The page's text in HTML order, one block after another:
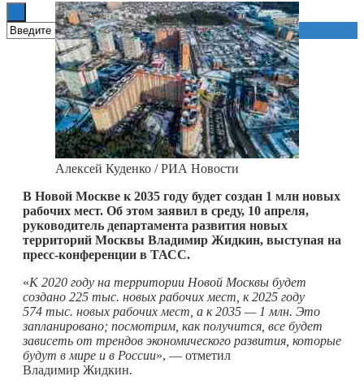
Алексей Куденко / РИА Новости
В Новой Москве к 2035 году будет создан 1 млн новых
рабочих мест. Об этом заявил в среду, 10 апреля,
руководитель департамента развития новых
территорий Москвы Владимир Жидкин, выступая на
пресс-конференции в ТАСС.
«К 2020 году на территории Новой Москвы будет
создано 225 тыс. новых рабочих мест, к 2025 году
574 тыс. новых рабочих мест, а к 2035 — 1 млн. Это
запланировано; посмотрим, как получится, все будет
зависеть от трендов экономического развития, которые
будут в мире и в России», — отметил
Владимир Жидкин.